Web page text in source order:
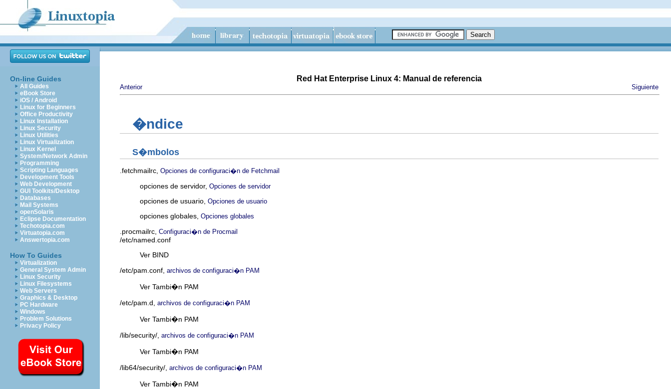
On-line Guides
All Guides
eBook Store
iOS / Android
Linux for Beginners
Office Productivity
Linux Installation
Linux Security
Linux Utilities
Linux Virtualization
Linux Kernel
System/Network Admin
Programming
Scripting Languages
Development Tools
Web Development
GUI Toolkits/Desktop
Databases
Mail Systems
openSolaris
Eclipse Documentation
Techotopia.com
Virtuatopia.com
Answertopia.com
How To Guides
Virtualization
General System Admin
Linux Security
Linux Filesystems
Web Servers
Graphics & Desktop
PC Hardware
Windows
Problem Solutions
Privacy Policy
Red Hat Enterprise Linux 4: Manual de referencia
Anterior Siguiente
�ndice
S�mbolos
.fetchmailrc, Opciones de configuraci�n de Fetchmail
opciones de servidor, Opciones de servidor
opciones de usuario, Opciones de usuario
opciones globales, Opciones globales
.procmailrc, Configuraci�n de Procmail
/etc/named.conf
Ver BIND
/etc/pam.conf, archivos de configuraci�n PAM
Ver Tambi�n PAM
/etc/pam.d, archivos de configuraci�n PAM
Ver Tambi�n PAM
/lib/security/, archivos de configuraci�n PAM
Ver Tambi�n PAM
/lib64/security/, archivos de configuraci�n PAM
Ver Tambi�n PAM